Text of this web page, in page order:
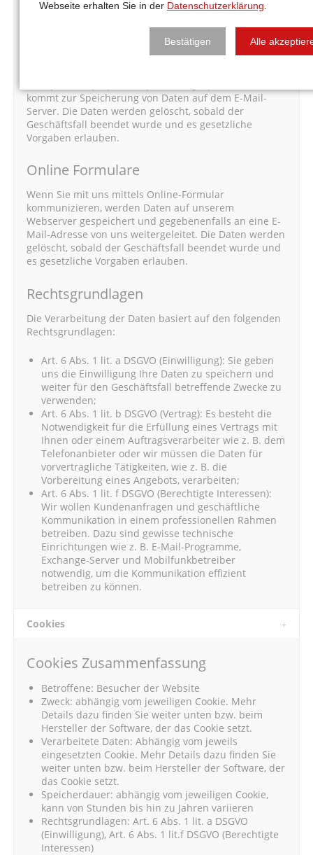
Wenn Sie mit uns per E-Mail kommunizieren, werden
kommt zur Speicherung von Daten auf dem E-Mail-
Server. Die Daten werden gelöscht, sobald der
Geschäftsfall beendet wurde und es gesetzliche
Vorgaben erlauben.
Online Formulare
Wenn Sie mit uns mittels Online-Formular
kommunizieren, werden Daten auf unserem
Webserver gespeichert und gegebenenfalls an eine E-
Mail-Adresse von uns weitergeleitet. Die Daten werden
gelöscht, sobald der Geschäftsfall beendet wurde und
es gesetzliche Vorgaben erlauben.
Rechtsgrundlagen
Die Verarbeitung der Daten basiert auf den folgenden
Rechtsgrundlagen:
Art. 6 Abs. 1 lit. a DSGVO (Einwilligung): Sie geben
uns die Einwilligung Ihre Daten zu speichern und
weiter für den Geschäftsfall betreffende Zwecke zu
verwenden;
Art. 6 Abs. 1 lit. b DSGVO (Vertrag): Es besteht die
Notwendigkeit für die Erfüllung eines Vertrags mit
Ihnen oder einem Auftragsverarbeiter wie z. B. dem
Telefonanbieter oder wir müssen die Daten für
vorvertragliche Tätigkeiten, wie z. B. die
Vorbereitung eines Angebots, verarbeiten;
Art. 6 Abs. 1 lit. f DSGVO (Berechtigte Interessen):
Wir wollen Kundenanfragen und geschäftliche
Kommunikation in einem professionellen Rahmen
betreiben. Dazu sind gewisse technische
Einrichtungen wie z. B. E-Mail-Programme,
Exchange-Server und Mobilfunkbetreiber
notwendig, um die Kommunikation effizient
betreiben zu können.
Cookies
Cookies Zusammenfassung
Betroffene: Besucher der Website
Zweck: abhängig vom jeweiligen Cookie. Mehr
Details dazu finden Sie weiter unten bzw. beim
Hersteller der Software, der das Cookie setzt.
Verarbeitete Daten: Abhängig vom jeweils
eingesetzten Cookie. Mehr Details dazu finden Sie
weiter unten bzw. beim Hersteller der Software, der
das Cookie setzt.
Speicherdauer: abhängig vom jeweiligen Cookie,
kann von Stunden bis hin zu Jahren variieren
Rechtsgrundlagen: Art. 6 Abs. 1 lit. a DSGVO
(Einwilligung), Art. 6 Abs. 1 lit.f DSGVO (Berechtigte
Interessen)
Webseite erhalten Sie in der Datenschutzerklärung.
Bestätigen Alle